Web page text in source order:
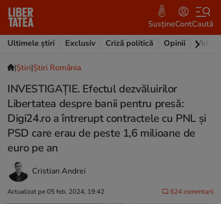
SusțineContCaută
Ultimele știri
Exclusiv Criză politică Opinii Video
|Ştiri|Știri România
INVESTIGAȚIE. Efectul dezvăluirilor
Libertatea despre banii pentru presă:
Digi24.ro a întrerupt contractele cu PNL și
PSD care erau de peste 1,6 milioane de
euro pe an
Cristian Andrei
Actualizat pe 05 feb. 2024, 19:42 624 comentarii